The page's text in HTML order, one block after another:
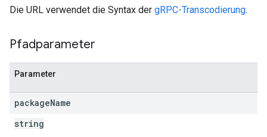
Die URL verwendet die Syntax der gRPC-Transcodierung.
Pfadparameter
Parameter
packageName
string